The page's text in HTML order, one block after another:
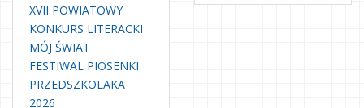
XVII POWIATOWY
KONKURS LITERACKI
MÓJ ŚWIAT
FESTIWAL PIOSENKI
PRZEDSZKOLAKA
2026